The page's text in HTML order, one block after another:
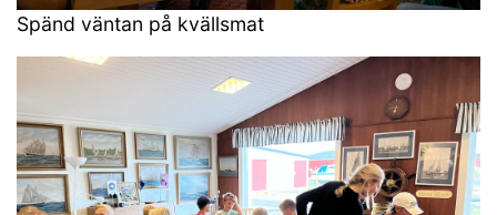
Spänd väntan på kvällsmat